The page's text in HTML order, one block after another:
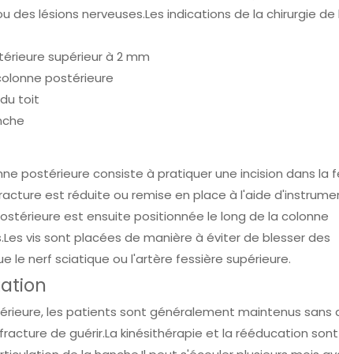
des lésions nerveuses.Les indications de la chirurgie de
supérieur à 2 mm
postérieure
toit
postérieure consiste à pratiquer une incision dans la
est réduite ou remise en place à l'aide
est ensuite positionnée le long de la colonne
vis sont placées de manière à éviter de blesser des
le nerf sciatique ou l'artère fessière supérieure.
les patients sont généralement maintenus sans
de guérir.La kinésithérapie et la rééducation sont